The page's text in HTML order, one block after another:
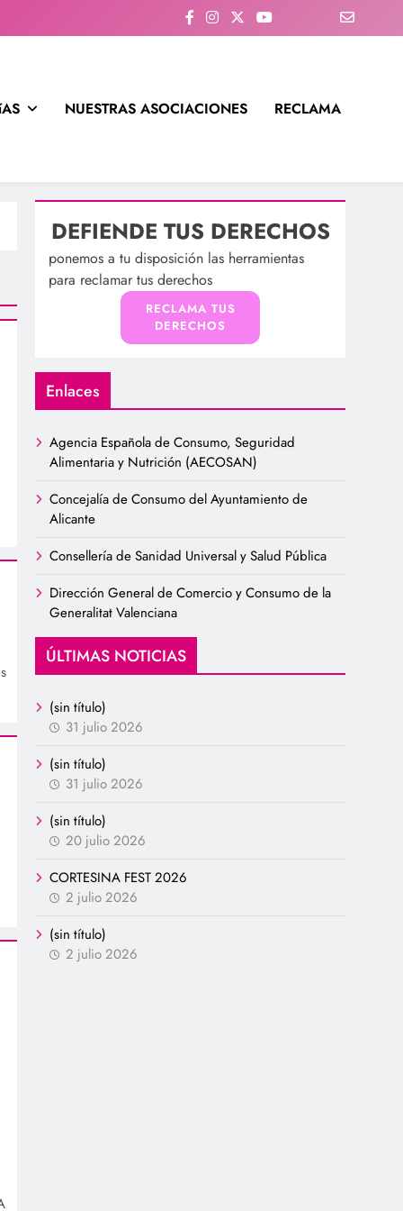
NUESTRAS ASOCIACIONES RECLAMA
DEFIENDE TUS DERECHOS
ponemos a tu disposición las herramientas
para reclamar tus derechos
RECLAMA TUS
DERECHOS
Enlaces
Agencia Española de Consumo, Seguridad
Alimentaria y Nutrición (AECOSAN)
Concejalía de Consumo del Ayuntamiento de
Alicante
Consellería de Sanidad Universal y Salud Pública
Dirección General de Comercio y Consumo de la
Generalitat Valenciana
ÚLTIMAS NOTICIAS
(sin título)
31 julio 2026
(sin título)
31 julio 2026
(sin título)
20 julio 2026
CORTESINA FEST 2026
2 julio 2026
(sin título)
2 julio 2026